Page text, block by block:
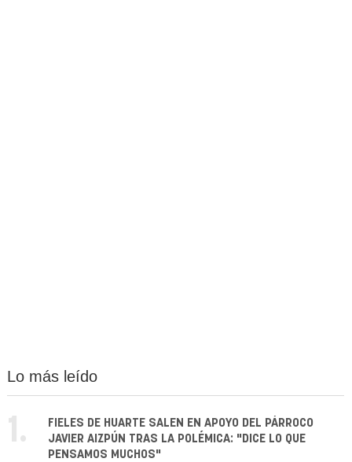
Lo más leído
1.
FIELES DE HUARTE SALEN EN APOYO DEL PÁRROCO
JAVIER AIZPÚN TRAS LA POLÉMICA: "DICE LO QUE
PENSAMOS MUCHOS"